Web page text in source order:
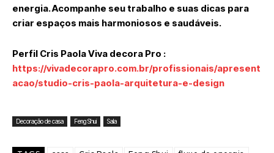
energia. Acompanhe seu trabalho e suas dicas para
criar espaços mais harmoniosos e saudáveis.
Perfil Cris Paola Viva decora Pro :
https://vivadecorapro.com.br/profissionais/apresent
acao/studio-cris-paola-arquitetura-e-design
Decoração de casa Feng Shui Sala